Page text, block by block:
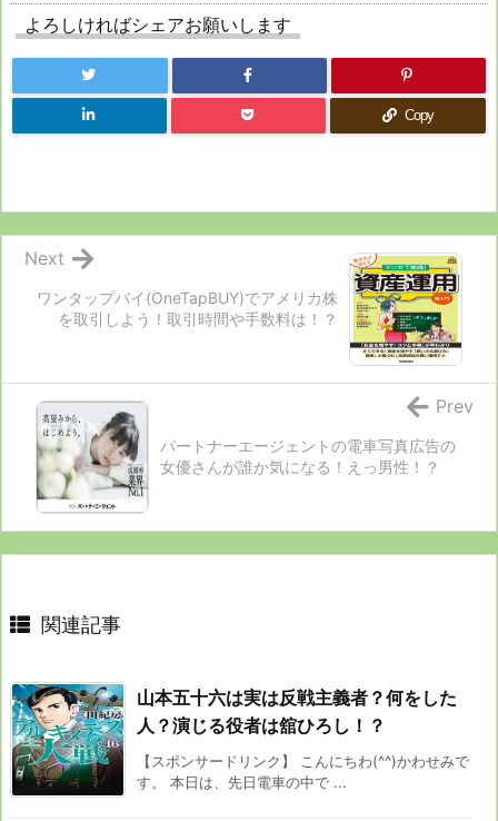
よろしければシェアお願いします
Copy
ワンタップバイ(OneTapBUY)でアメリカ株
を取引しよう！取引時間や手数料は！？
Next
パートナーエージェントの電車写真広告の
女優さんが誰か気になる！えっ男性！？
Prev
関連記事
山本五十六は実は反戦主義者？何をした
人？演じる役者は舘ひろし！？
【スポンサードリンク】 こんにちわ(^^)かわせみで
す。 本日は、先日電車の中で ...